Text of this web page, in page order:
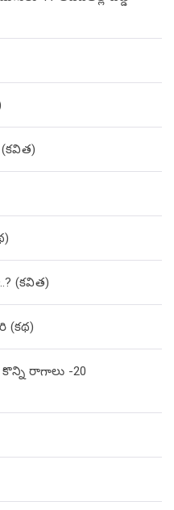
(కవిత)
(కథ)
కొన్ని రాగాలు -20